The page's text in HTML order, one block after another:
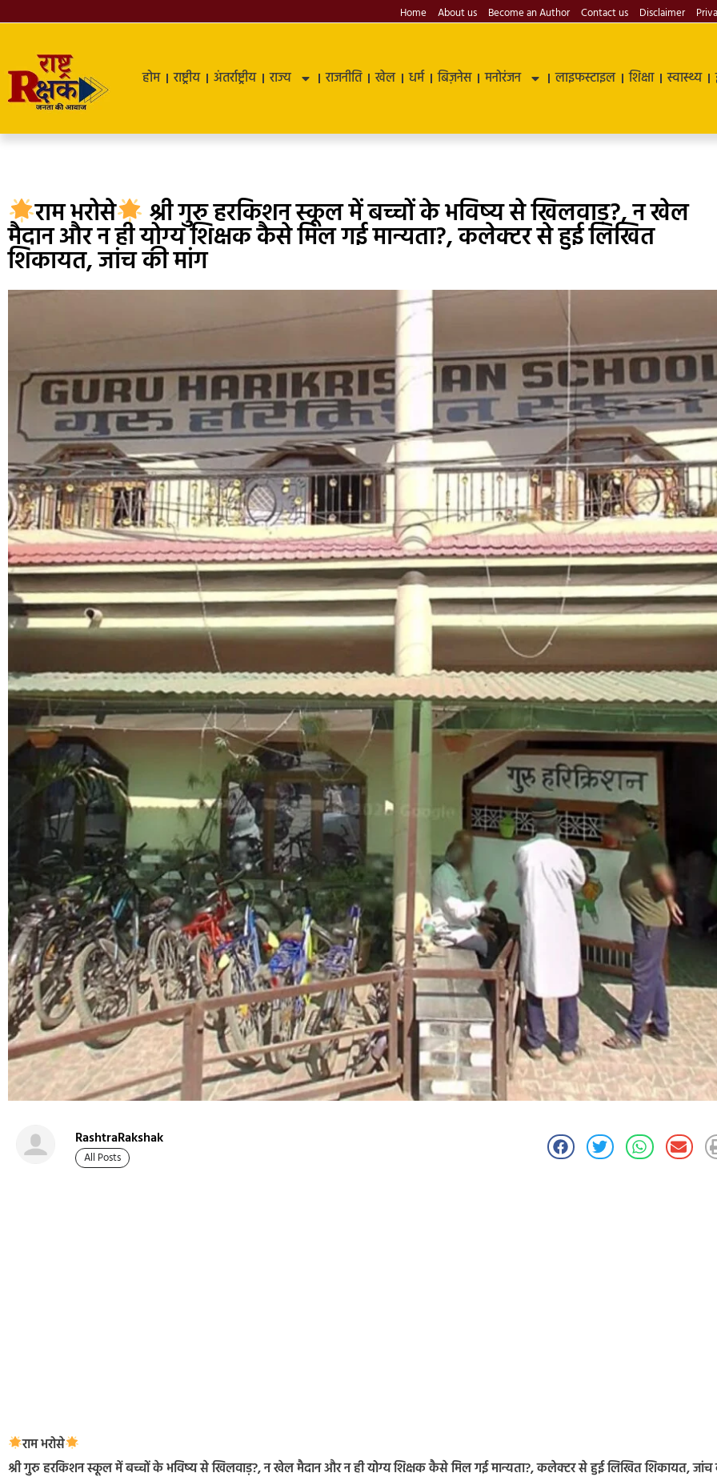
Home About us Become an Author Contact us Disclaimer
होम राष्ट्रीय अंतर्राष्ट्रीय राज्य राजनीति खेल धर्म बिज़नेस मनोरंजन लाइफस्टाइल शिक्षा स्वास्थ्य
राम भरोसे श्री गुरु हरकिशन स्कूल में बच्चों के भविष्य से खिलवाड़?, न खेल
मैदान और न ही योग्य शिक्षक कैसे मिल गई मान्यता?, कलेक्टर से हुई लिखित
शिकायत, जांच की मांग
RashtraRakshak
All Posts
राम भरोसे
श्री गुरु हरकिशन स्कूल में बच्चों के भविष्य से खिलवाड़?, न खेल मैदान और न ही योग्य शिक्षक कैसे मिल गई मान्यता?, कलेक्टर से हुई लिखित शिकायत, जांच